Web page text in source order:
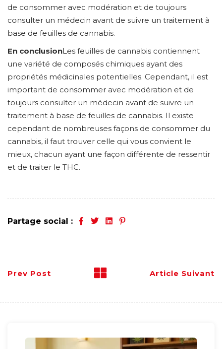
de consommer avec modération et de toujours
consulter un médecin avant de suivre un traitement à
base de feuilles de cannabis.
En conclusionLes feuilles de cannabis contiennent
une variété de composés chimiques ayant des
propriétés médicinales potentielles. Cependant, il est
important de consommer avec modération et de
toujours consulter un médecin avant de suivre un
traitement à base de feuilles de cannabis. Il existe
cependant de nombreuses façons de consommer du
cannabis, il faut trouver celle qui vous convient le
mieux, chacun ayant une façon différente de ressentir
et de traiter le THC.
Partage social :
Prev Post Article Suivant